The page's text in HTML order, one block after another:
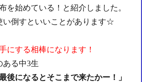
を始めている！と紹介しました。
い倒すといいことがあります☆
にする相棒になります！
ある中3生
後になるとそこまで来たかー！」